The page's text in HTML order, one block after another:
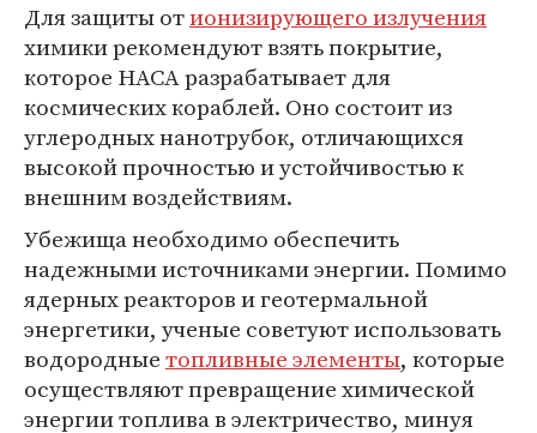
Для защиты отионизирующего излучения
химики рекомендуют взять покрытие,
которое НАСА разрабатывает для
космических кораблей. Оно состоит из
углеродных нанотрубок, отличающихся
высокой прочностью и устойчивостью к
внешним воздействиям.
Убежища необходимо обеспечить
надежными источниками энергии. Помимо
ядерных реакторов и геотермальной
энергетики, ученые советуют использовать
водородныетопливные элементы, которые
осуществляют превращение химической
энергии топлива в электричество, минуя